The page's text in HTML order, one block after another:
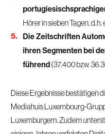
Hörer in sieben Tagen,
Die Zeitschriften
ihren Segmenten bei
führend(37.400 bzw.
Diese Ergebnisse bestätigen
Mediahuis Luxembourg-
Luxemburgern. Zudem